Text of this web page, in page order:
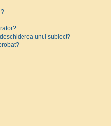
unui subiect?